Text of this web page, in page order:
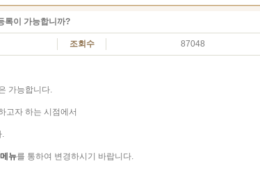
록이 가능합니까?
조회수 87048
가능합니다.
고자 하는 시점에서
.
뉴를 통하여 변경하시기 바랍니다.